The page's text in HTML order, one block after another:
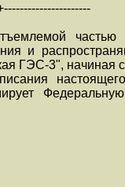
и
ГЭС-3", начиная